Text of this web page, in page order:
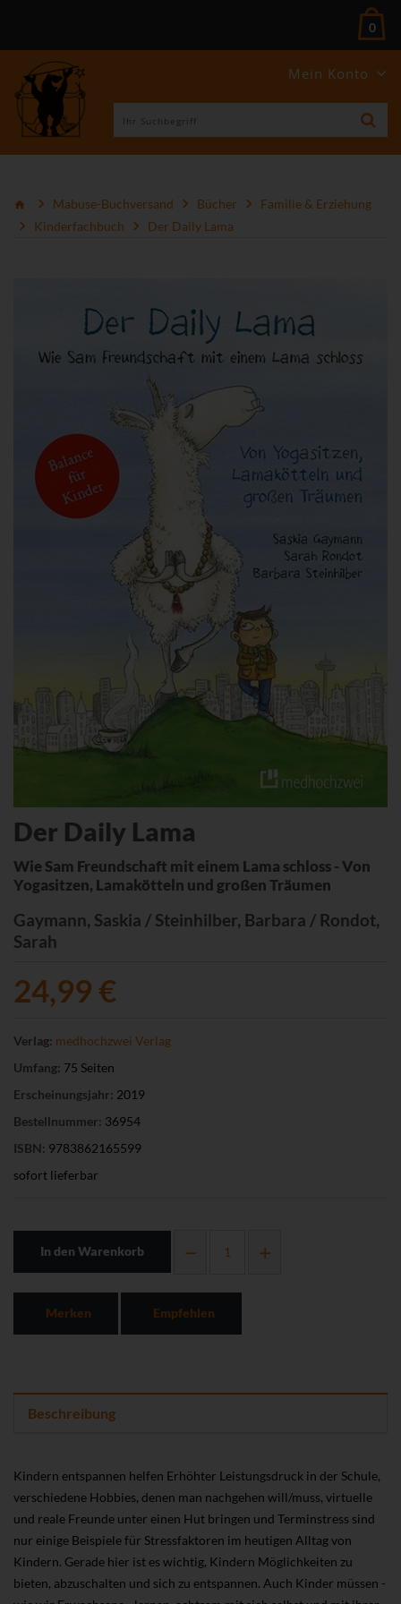
Mein Konto
0
Mabuse-Buchversand Bücher
Familie & Erziehung
Kinderfachbuch
Der Daily Lama
Der Daily Lama
Wie Sam Freundschaft mit einem Lama schloss - Von
Yogasitzen, Lamakötteln und großen Träumen
Gaymann, Saskia / Steinhilber, Barbara / Rondot,
Sarah
24,99 €
Verlag: medhochzwei Verlag
Umfang: 75 Seiten
Erscheinungsjahr: 2019
Bestellnummer: 36954
ISBN: 9783862165599
sofort lieferbar
In den Warenkorb
Merken Empfehlen
Beschreibung
Kindern entspannen helfen Erhöhter Leistungsdruck in der Schule,
verschiedene Hobbies, denen man nachgehen will/muss, virtuelle
und reale Freunde unter einen Hut bringen und Terminstress sind
nur einige Beispiele für Stressfaktoren im heutigen Alltag von
Kindern. Gerade hier ist es wichtig, Kindern Möglichkeiten zu
bieten, abzuschalten und sich zu entspannen. Auch Kinder müssen -